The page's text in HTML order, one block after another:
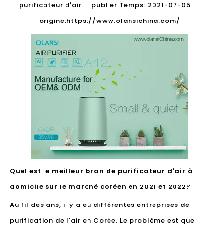
purificateur d'air publier Temps: 2021-07-05
origine:https://www.olansichina.com/
Quel est le meilleur bran de purificateur d'air à
domicile sur le marché coréen en 2021 et 2022?
Au fil des ans, il y a eu différentes entreprises de
purification de l'air en Corée. Le problème est que